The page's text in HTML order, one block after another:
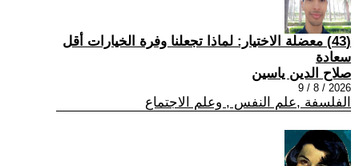
(43) معضلة الاختيار: لماذا تجعلنا وفرة الخيارات أقل
سعادة
صلاح الدين ياسين
2026 / 8 / 9
الفلسفة ,علم النفس , وعلم الاجتماع